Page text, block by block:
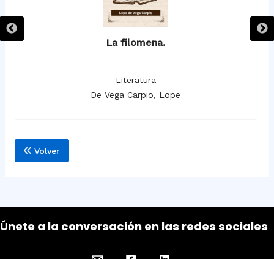
La filomena.
Literatura
De Vega Carpio, Lope
Volver
Únete a la conversación en las redes sociales